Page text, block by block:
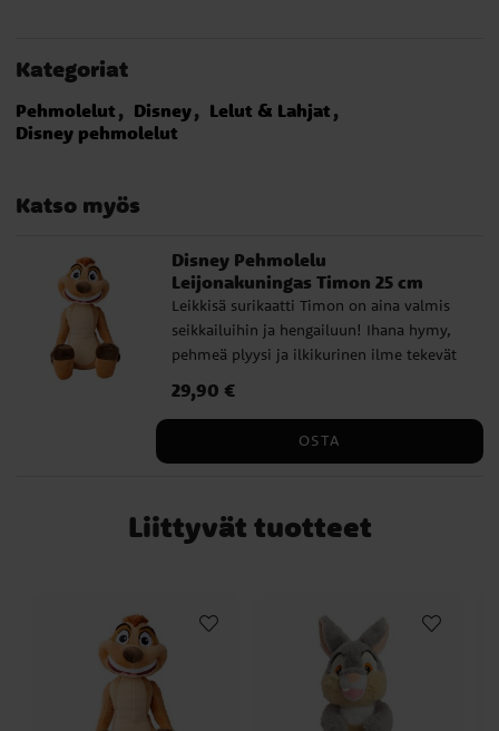
Kategoriat
Pehmolelut Disney
Lelut & Lahjat
Disney pehmolelut
Katso myös
Disney Pehmolelu
Leijonakuningas Timon 25 cm
Leikkisä surikaatti Timon on aina valmis
seikkailuihin ja hengailuun! Ihana hymy,
pehmeä plyysi ja ilkikurinen ilme tekevät
Leijonakuningas-faneille. - Koko: 25 cm. -
Hinta: 29,90 €
29,90 €
OSTA
Liittyvät tuotteet